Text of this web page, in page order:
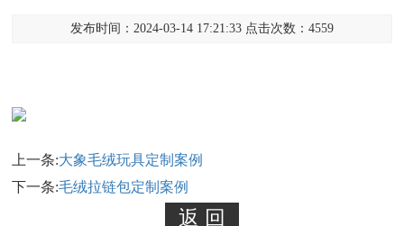
发布时间：2024-03-14 17:21:33 点击次数：4559
上一条:大象毛绒玩具定制案例
下一条:毛绒拉链包定制案例